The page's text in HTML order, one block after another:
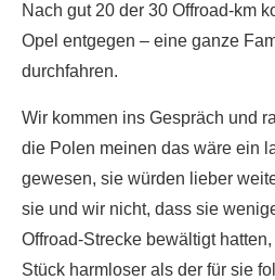
Nach gut 20 der 30 Offroad-km
Opel entgegen – eine ganze
durchfahren.
Wir kommen ins Gespräch und
die Polen meinen das wäre ein
gewesen, sie würden lieber
sie und wir nicht, dass sie
Offroad-Strecke bewältigt
Stück harmloser als der für sie